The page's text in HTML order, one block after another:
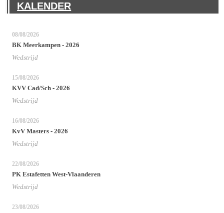
KALENDER
08/08/2026
BK Meerkampen - 2026
Wedstrijd
15/08/2026
KVV Cad/Sch - 2026
Wedstrijd
16/08/2026
KvV Masters - 2026
Wedstrijd
22/08/2026
PK Estafetten West-Vlaanderen
Wedstrijd
23/08/2026